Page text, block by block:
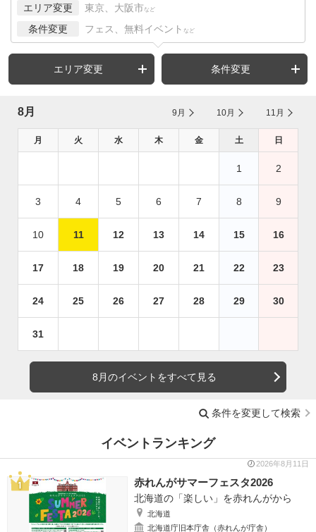
エリア変更 東京、大阪市 など
条件変更 フェス、無料イベント など
エリア変更 条件変更
8月 9月 10月 11月
月 火 水 木 金 土 日
1 2
3 4 5 6 7 8 9
10 11 12 13 14 15 16
17 18 19 20 21 22 23
24 25 26 27 28 29 30
31
8月のイベントをすべて見る
条件を変更して検索
イベントランキング
2026年8月11日
赤れんがサマーフェスタ2026
北海道の「楽しい」を赤れんがから
北海道
北海道庁旧本庁舎（赤れんが庁舎）